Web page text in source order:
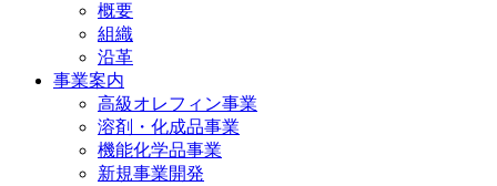
概要
組織
沿革
事業案内
高級オレフィン事業
溶剤・化成品事業
機能化学品事業
新規事業開発